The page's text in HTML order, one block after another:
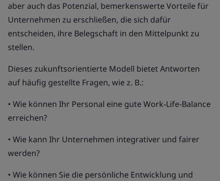
aber auch das Potenzial, bemerkenswerte Vorteile für
Unternehmen zu erschließen, die sich dafür
entscheiden, ihre Belegschaft in den Mittelpunkt zu
stellen.
Dieses zukunftsorientierte Modell bietet Antworten
auf häufig gestellte Fragen, wie z. B.:
• Wie können Ihr Personal eine gute Work-Life-Balance
erreichen?
• Wie kann Ihr Unternehmen integrativer und fairer
werden?
• Wie können Sie die persönliche Entwicklung und